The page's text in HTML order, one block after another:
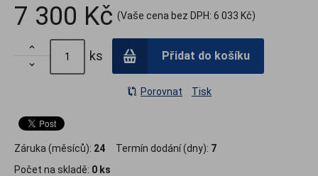
7 300 Kč (Vaše cena bez DPH: 6 033 Kč)


ks Přidat do košíku
Porovnat Tisk
Záruka (měsíců): 24 Termín dodání (dny): 7
Počet na skladě: 0 ks